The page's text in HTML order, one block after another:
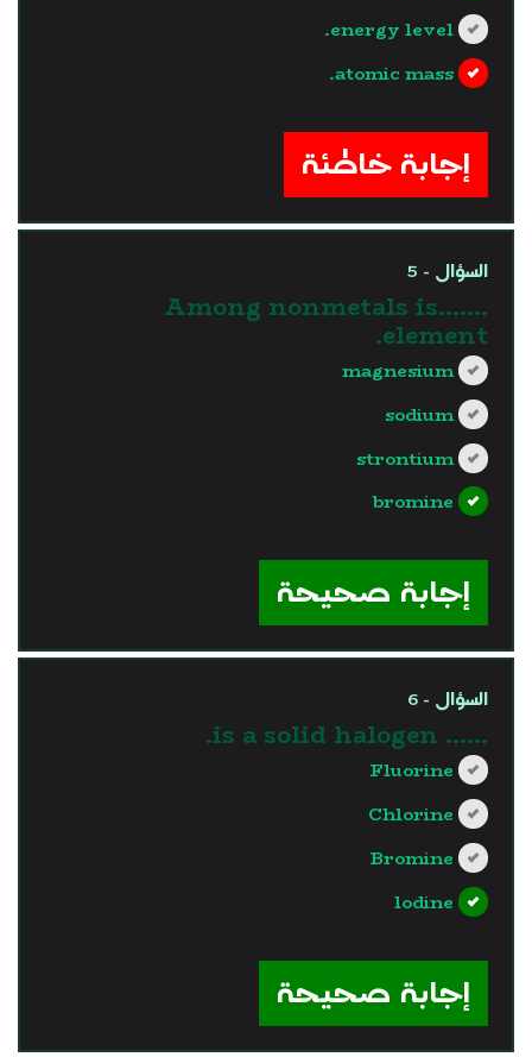
energy level.
atomic mass.
إجابة خاطئة
السؤال - 5
Among nonmetals is…….
element.
magnesium
sodium
strontium
bromine
إجابة صحيحة
السؤال - 6
...... is a solid halogen.
Fluorine
Chlorine
Bromine
lodine
إجابة صحيحة